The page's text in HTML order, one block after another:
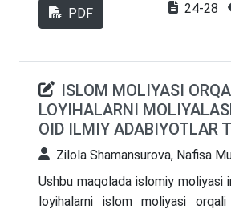
xizmatlaridan O‘zbekiston
banklari faoliyatida foydalanishni
keltirilgan.
PDF 24-28
ISLOM MOLIYASI
LOYIHALARNI
OID ILMIY ADABIYOTLAR
Zilola Shamansurova, Nafisa
Ushbu maqolada islomiy moliyasi
loyihalarni islom moliyasi orqali